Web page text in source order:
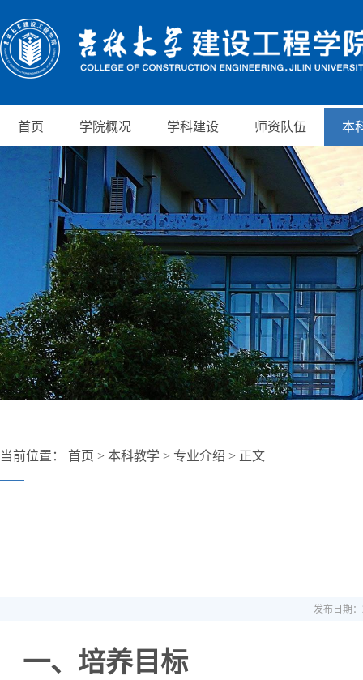
首页 学院概况 学科建设 师资队伍 本
当前位置： 首页 > 本科教学 > 专业介绍 > 正文
发布日期
一、培养目标